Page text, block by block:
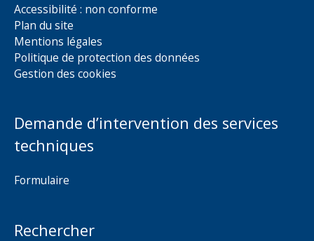
Accessibilité : non conforme
Plan du site
Mentions légales
Politique de protection des données
Gestion des cookies
Demande d’intervention des services
techniques
Formulaire
Rechercher